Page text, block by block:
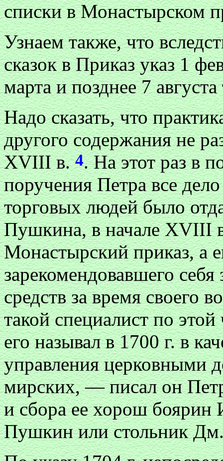
списки в Монастырском
Узнаем также, что
сказок в Приказ указ 1
марта и позднее 7
Надо сказать, что
другого содержания не
XVIII в.4. На этот раз в
поручения Петра все
торговых людей было
Пушкина, в начале XVIII
Монастырский приказ, а
зарекомендовавшего
средств за время своего
такой специалист по
его называл в 1700 г. в
управления церковными
мирских, — писал он
и сбора ее хорош
Пушкин или стольник